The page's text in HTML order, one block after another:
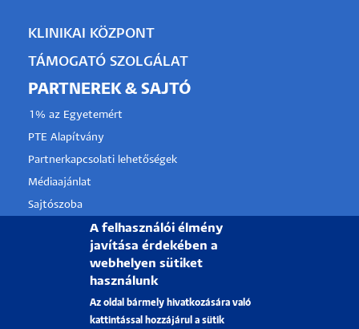
KLINIKAI KÖZPONT
TÁMOGATÓ SZOLGÁLAT
PARTNEREK & SAJTÓ
1% az Egyetemért
PTE Alapítvány
Partnerkapcsolati lehetőségek
Médiaajánlat
Sajtószoba
Pályázati projektek
PÉCSI TUDOMÁNYEGYETEM
H-7622 Pécs, Vasvári Pál utca. 4.
A felhasználói élmény
javítása érdekében a
webhelyen sütiket
használunk
Az oldal bármely hivatkozására való
kattintással hozzájárul a sütik